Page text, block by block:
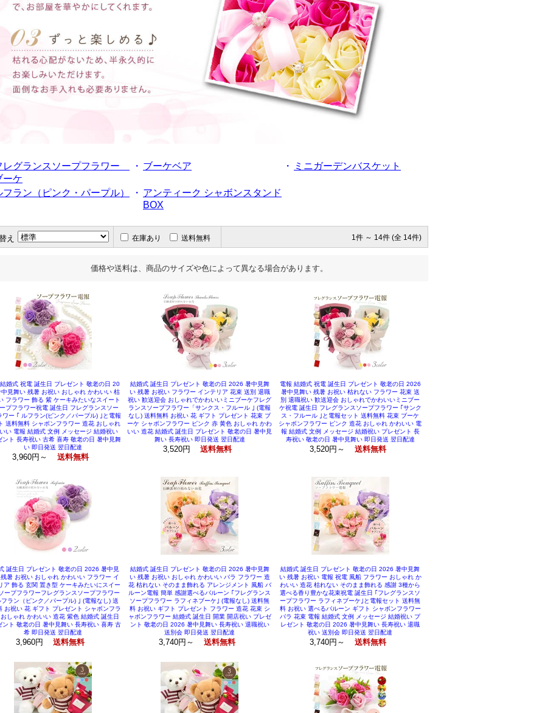
レグランスソープフラワー
ーケ
・ ブーケベア ・ ミニガーデンバスケット
フラン（ピンク・パープル） ・ アンティーク シャボンスタンド
BOX
え 在庫あり 送料無料 1件 ～ 14件 (全 14件)
価格や送料は、商品のサイズや色によって異なる場合があります。
婚式 祝電 誕生日 プレゼント 敬老の日 20
見舞い 残暑 お祝い おしゃれ かわいい 枯
フラワー 飾る 紫 ケーキみたいなスイート
プフラワー祝電 誕生日 フレグランスソー
ワー ｢ ルフラン(ピンク／パープル) ｣と電報
送料無料 シャボンフラワー 造花 おしゃれ
い 電報 結婚式 文例 メッセージ 結婚祝い
ント 長寿祝い 古希 喜寿 敬老の日 暑中見舞
い 即日発送 翌日配達
3,960円～ 送料無料
結婚式 誕生日 プレゼント 敬老の日 2026 暑中見舞
い 残暑 お祝い フラワー インテリア 花束 送別 退職
祝い 歓送迎会 おしゃれでかわいいミニブーケフレグ
ランスソープフラワー「サンクス・フルール ｣ (電報
なし) 送料無料 お祝い 花 ギフト プレゼント 花束 ブ
ーケ シャボンフラワー ピンク 赤 黄色 おしゃれ かわ
いい 造花 結婚式 誕生日 プレゼント 敬老の日 暑中見
舞い 長寿祝い 即日発送 翌日配達
3,520円 送料無料
電報 結婚式 祝電 誕生日 プレゼント 敬老の日 2026
暑中見舞い 残暑 お祝い 枯れない フラワー 花束 送
別 退職祝い 歓送迎会 おしゃれでかわいいミニブー
ケ祝電 誕生日 フレグランスソープフラワー ｢サンク
ス・フルール ｣と電報セット 送料無料 花束 ブーケ
シャボンフラワー ピンク 造花 おしゃれ かわいい 電
報 結婚式 文例 メッセージ 結婚祝い プレゼント 長
寿祝い 敬老の日 暑中見舞い 即日発送 翌日配達
3,520円～ 送料無料
誕生日 プレゼント 敬老の日 2026 暑中見
暑 お祝い おしゃれ かわいい フラワー イ
ア 飾る 玄関 置き型 ケーキみたいにスイー
ープフラワーフレグランスソープフラワー
ラン（ピンク／パープル) ｣ (電報なし) 送
お祝い 花 ギフト プレゼント シャボンフラ
しゃれ かわいい 造花 紫色 結婚式 誕生日
ント 敬老の日 暑中見舞い 長寿祝い 喜寿 古
希 即日発送 翌日配達
3,960円 送料無料
結婚式 誕生日 プレゼント 敬老の日 2026 暑中見舞
い 残暑 お祝い おしゃれ かわいい バラ フラワー 造
花 枯れない そのまま飾れる アレンジメント 風船 バ
ルーン電報 簡単 感謝選べるバルーン ｢フレグランス
ソープフラワー ラフィネブーケ｣ (電報なし) 送料無
料 お祝い ギフト プレゼント フラワー 造花 花束 シ
ャボンフラワー 結婚式 誕生日 開業 開店祝い プレゼ
ント 敬老の日 2026 暑中見舞い 長寿祝い 退職祝い
送別会 即日発送 翌日配達
3,740円～ 送料無料
結婚式 誕生日 プレゼント 敬老の日 2026 暑中見舞
い 残暑 お祝い 電報 祝電 風船 フラワー おしゃれ か
わいい 造花 枯れない そのまま飾れる 感謝 3種から
選べる香り豊かな花束祝電 誕生日 ｢フレグランスソ
ープフラワー ラフィネブーケ｣と電報セット 送料無
料 お祝い 選べるバルーン ギフト シャボンフラワー
バラ 花束 電報 結婚式 文例 メッセージ 結婚祝い プ
レゼント 敬老の日 2026 暑中見舞い 長寿祝い 退職
祝い 送別会 即日発送 翌日配達
3,740円～ 送料無料